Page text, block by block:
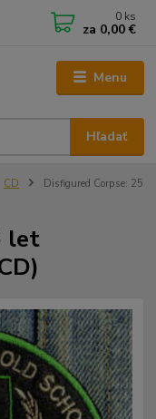
Menu
Hľadať
0 ks
za 0,00 €
CD
Disfigured Corpse: 25
let